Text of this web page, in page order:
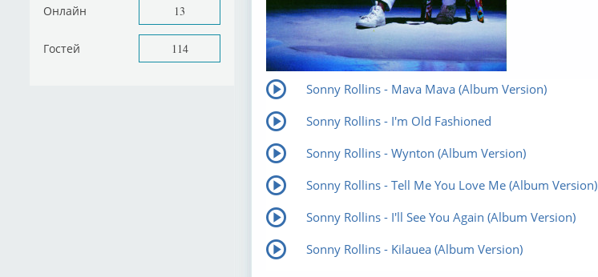
Онлайн 13
Гостей 114
Sonny Rollins - Mava Mava (Album Version)
Sonny Rollins - I'm Old Fashioned
Sonny Rollins - Wynton (Album Version)
Sonny Rollins - Tell Me You Love Me (Album Version)
Sonny Rollins - I'll See You Again (Album Version)
Sonny Rollins - Kilauea (Album Version)